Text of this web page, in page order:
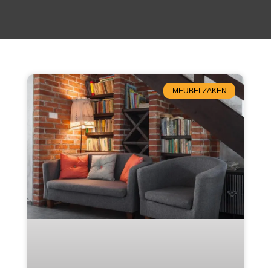
MEUBELZAKEN